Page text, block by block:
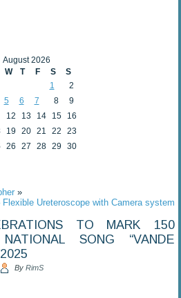
August 2026
W T F S
S
1
2
5 6 7 8
9
12 13 14 15
16
19 20 21 22
23
26 27 28 29
30
»
Ureteroscope with Camera system
TO MARK 150
SONG “VANDE
By RimS